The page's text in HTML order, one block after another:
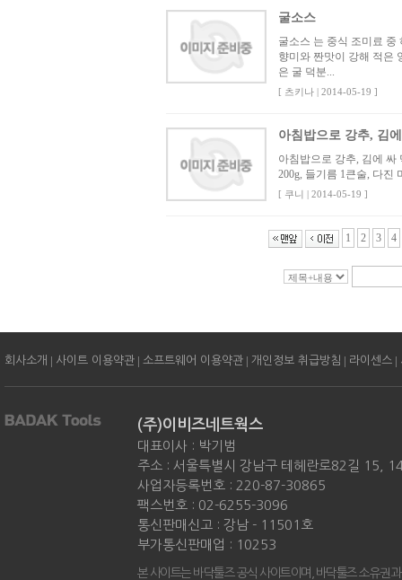
굴소스
굴소스 는 중식 조미료 중
향미와 짠맛이 강해 적은
은 굴 덕분...
[ 츠키나 | 2014-05-19 ]
아침밥으로 강추, 김
아침밥으로 강추, 김에 싸
200g, 들기름 1큰술, 다진
[ 쿠니 | 2014-05-19 ]
1 2 3 4
회사소개 | 사이트 이용약관 | 소프트웨어 이용약관 | 개인정보 취급방침 | 라이센스 |
(주)이비즈네트웍스
대표이사 : 박기범
주소 : 서울특별시 강남구 테헤란로82길 15,
사업자등록번호 : 220-87-30865
팩스번호 : 02-6255-3096
통신판매신고 : 강남 - 11501호
부가통신판매업 : 10253
본 사이트는 바닥툴즈 공식 사이트이며, 바닥툴즈 소유권